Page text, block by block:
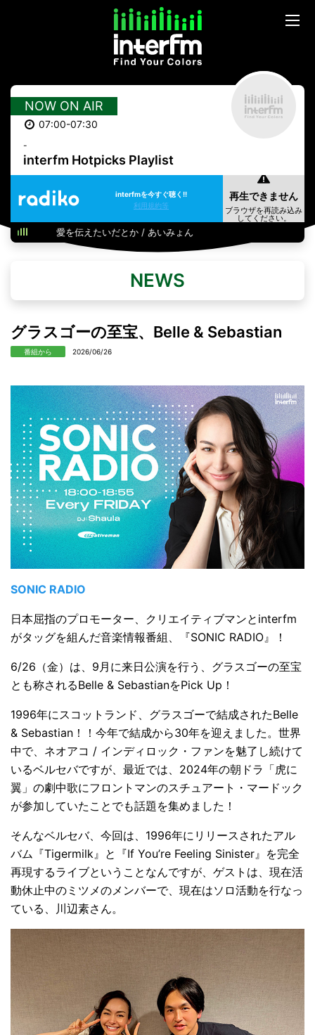
NOW ON AIR
07:00-07:30
-
interfm Hotpicks Playlist
interfmを今すぐ聴く!!
利用規約等
愛を伝えたいだとか / あいみょん
NEWS
グラスゴーの至宝、Belle & Sebastian
番組から 2026/06/26
SONIC RADIO
日本屈指のプロモーター、クリエイティブマンとinterfm
がタッグを組んだ音楽情報番組、『SONIC RADIO』！
6/26（金）は、9月に来日公演を行う、グラスゴーの至宝
とも称されるBelle & SebastianをPick Up！
1996年にスコットランド、グラスゴーで結成されたBelle
& Sebastian！！今年で結成から30年を迎えました。世界
中で、ネオアコ / インディロック・ファンを魅了し続けて
いるベルセバですが、最近では、2024年の朝ドラ「虎に
翼」の劇中歌にフロントマンのスチュアート・マードック
が参加していたことでも話題を集めました！
そんなベルセバ、今回は、1996年にリリースされたアル
バム『Tigermilk』と『If You’re Feeling Sinister』を完全
再現するライブということなんですが、ゲストは、現在活
動休止中のミツメのメンバーで、現在はソロ活動を行なっ
ている、川辺素さん。